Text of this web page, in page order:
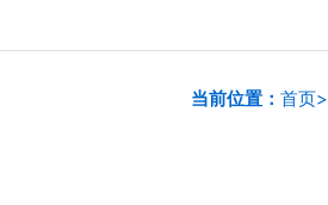
当前位置： 首页>